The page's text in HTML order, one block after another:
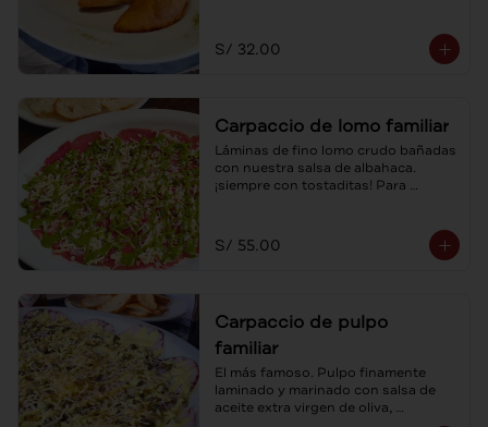
S/ 32.00
Carpaccio de lomo familiar
Láminas de fino lomo crudo bañadas
con nuestra salsa de albahaca.
¡siempre con tostaditas! Para
S/ 55.00
Carpaccio de pulpo
familiar
El más famoso. Pulpo finamente
laminado y marinado con salsa de
aceite extra virgen de oliva,